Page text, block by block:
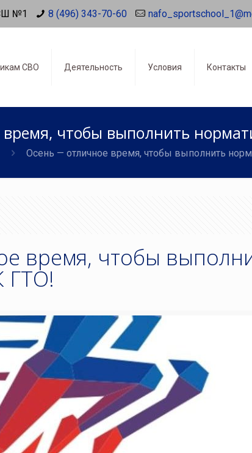
№1 8 (496) 343-70-60
СВО Деятельность Условия Контакты
чтобы выполнить
Осень — отличное время, чтобы выполнить
время, чтобы
ГТО!